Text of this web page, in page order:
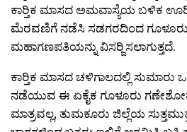
ಕಾರ‍್ತಿಕ ಮಾಸದ ಅಮವಾಸ್ಯೆಯ ಬಳಿಕ ಊರಿನ
ಮೆರವಣಿಗೆ ನಡೆಸಿ ಸಡಗರದಿಂದ ಗೂಳೂರು
ಮಹಾಗಣಪತಿಯನ್ನು ವಿಸರ‍್ಜಿಸಲಾಗುತ್ತದೆ.
ಕಾರ‍್ತಿಕ ಮಾಸದ ಚಳಿಗಾಲದಲ್ಲಿ ಸುಮಾರು
ನಡೆಯುವ ಈ ಏಕೈಕ ಗೂಳೂರು
ಮಾತ್ರವಲ್ಲ, ತುಮಕೂರು ಜಿಲ್ಲೆಯ